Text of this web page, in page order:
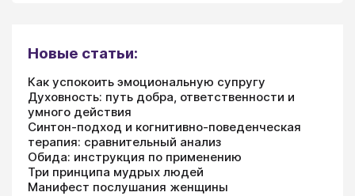
Новые статьи:
Как успокоить эмоциональную супругу
Духовность: путь добра, ответственности и
умного действия
Синтон-подход и когнитивно-поведенческая
терапия: сравнительный анализ
Обида: инструкция по применению
Три принципа мудрых людей
Манифест послушания женщины